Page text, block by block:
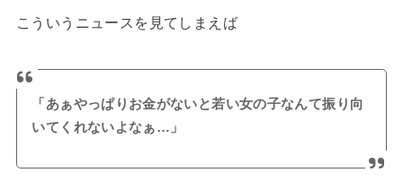
こういうニュースを見てしまえば
「あぁやっぱりお金がないと若い女の子なんて振り向
いてくれないよなぁ…」